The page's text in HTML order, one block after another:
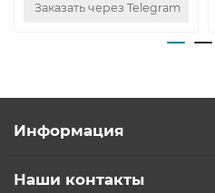
Заказать через Telegram
Информация
Наши контакты